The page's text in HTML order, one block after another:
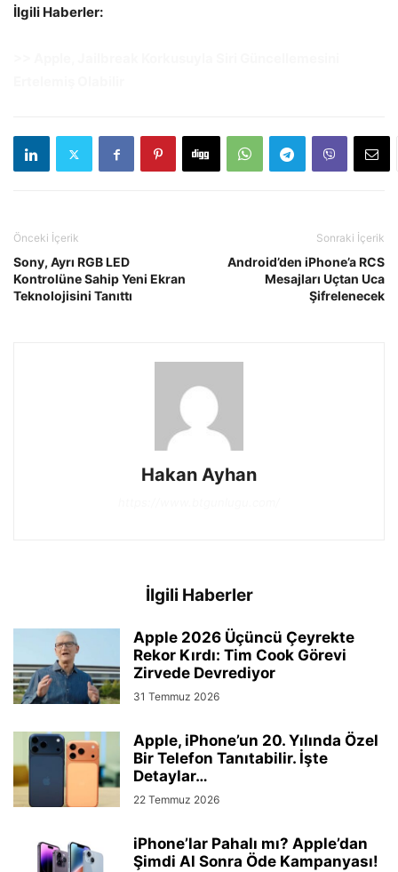
İlgili Haberler:
Önceki İçerik
Sony, Ayrı RGB LED
Kontrolüne Sahip Yeni Ekran
Teknolojisini Tanıttı
Sonraki İçerik
Android’den iPhone’a RCS
Mesajları Uçtan Uca
Şifrelenecek
Hakan Ayhan
İlgili Haberler
Apple 2026 Üçüncü Çeyrekte
Rekor Kırdı: Tim Cook Görevi
Zirvede Devrediyor
31 Temmuz 2026
Apple, iPhone’un 20. Yılında Özel
Bir Telefon Tanıtabilir. İşte
Detaylar…
22 Temmuz 2026
iPhone’lar Pahalı mı? Apple’dan
Şimdi Al Sonra Öde Kampanyası!